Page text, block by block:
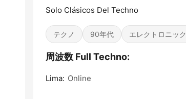
Solo Clásicos Del Techno
テクノ 90年代 エレクトロニック
周波数 Full Techno:
Lima: Online